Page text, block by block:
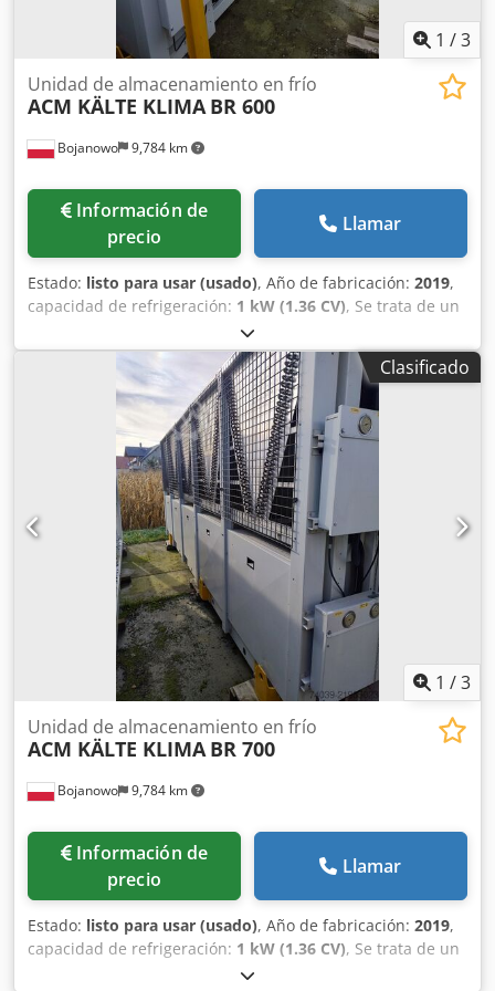
1 /3
Bojanowo 9,784 km
Unidad de almacenamiento en frío
ACM KÄLTE KLIMA BR 600
Información de
precio
Llamar
Estado: listo para usar (usado), Año de fabricación: 2019,
capacidad de refrigeración: 1 kW (1.36 CV), Se trata de un
grupo frigorífico usado, con una capacidad frigorífica
nominal de aproximadamente 600 kW para parámetros de
agua +12/7°C. Compresores de tornillo Bitzer. Refrigerante
R513A. La unidad dispone de bomba integrada y vaso de
expansión de fábrica. El grupo está en buen estado y
procede de nuestra flota de máquinas para alquiler. El
transporte no está incluido en el precio del equipo. Se
ofrece garantía de 3 meses (válida en el territorio de
Polonia). Dcsdsy Tmixjpfx Aliek
Clasificado
1 /3
Bojanowo 9,784 km
Unidad de almacenamiento en frío
ACM KÄLTE KLIMA BR 700
Información de
precio
Llamar
Estado: listo para usar (usado), Año de fabricación: 2019,
capacidad de refrigeración: 1 kW (1.36 CV), Se trata de un
grupo frigorífico usado con una capacidad nominal de